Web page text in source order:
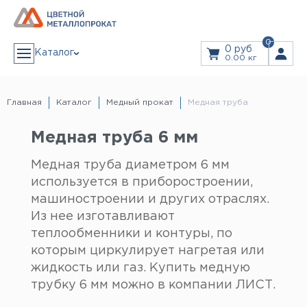
Каталог
0
0 руб
0.00 кг
Алюминиевая лента
Алюминиевый лист
Лист алюминиевый декоративный
Алюминиевая плита
Пруток дюралевый
Тавр алюминиевый (т-образный профиль)
Труба алюминиевая
Дюралевая труба
Труба профильная
Уголок алюминиевый
Швеллер алюминиевый (п-образный профиль)
Дюралевый шестигранник
Шина алюминиевая
Медная лента
Медная труба
Медная шина
ЗАКАЗ В 1 КЛИК
ЗАКАЗАТЬ ЗВОНОК
Прайс
Резка Металла
Лазерная резка
Листы из рулонов
Гибка листового металла
Доставка
Главная Каталог Медный прокат Медная труба
Медная труба 6 мм
Медная труба диаметром 6 мм
используется в приборостроении,
машиностроении и других отраслях.
Из нее изготавливают
теплообменники и контуры, по
которым циркулирует нагретая или
жидкость или газ. Купить медную
трубку 6 мм можно в компании ЛИСТ.